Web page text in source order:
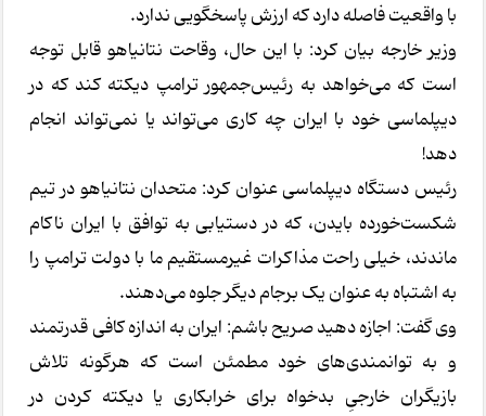
با واقعیت فاصله دارد که ارزش پاسخگویی ندارد.
وزیر خارجه بیان کرد: با این حال، وقاحت نتانیاهو قابل توجه
است که می‌خواهد به رئیس‌جمهور ترامپ دیکته کند که در
دیپلماسی خود با ایران چه کاری می‌تواند یا نمی‌تواند انجام
دهد!
رئیس دستگاه دیپلماسی عنوان کرد: متحدان نتانیاهو در تیم
شکست‌خورده بایدن، که در دستیابی به توافق با ایران ناکام
ماندند، خیلی راحت مذاکرات غیرمستقیم ما با دولت ترامپ را
به اشتباه به عنوان یک برجام دیگر جلوه می‌دهند.
وی گفت: اجازه دهید صریح باشم: ایران به اندازه کافی قدرتمند
و به توانمندی‌های خود مطمئن است که هرگونه تلاش
بازیگران خارجیِ بدخواه برای خرابکاری یا دیکته کردن در